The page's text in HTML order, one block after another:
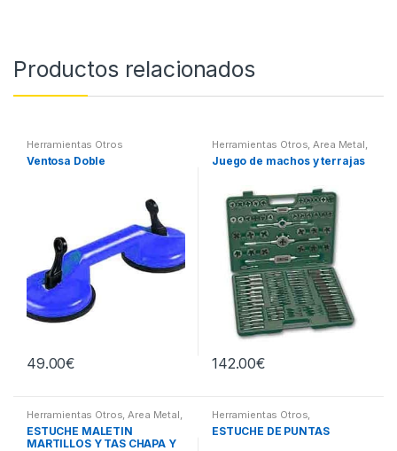
Productos relacionados
Herramientas Otros
Ventosa Doble
49.00€
Herramientas Otros,Area Metal,
Roscas, Herramientas ,
Maletines Herramientas,
Juego de machos y terrajas
142.00€
Herramientas Otros,Area Metal,
Roscas, Herramientas
Pintura,Maletines Herramientas,
Extractores, Compresímetros,
ESTUCHE MALETIN
MARTILLOS Y TAS CHAPA Y
Herramientas Otros,
Herramientas De Mano ,
Herramientas De Mano,
ESTUCHE DE PUNTAS